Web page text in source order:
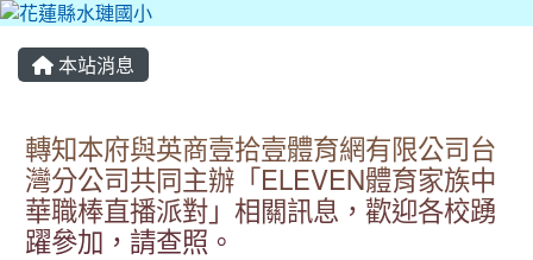
本站消息
轉知本府與英商壹拾壹體育網有限公司台
灣分公司共同主辦「ELEVEN體育家族中
華職棒直播派對」相關訊息，歡迎各校踴
躍參加，請查照。